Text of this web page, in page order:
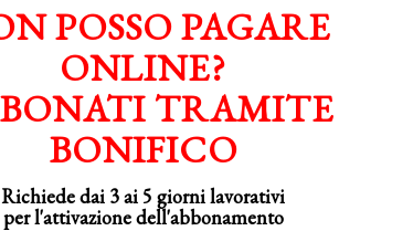
POSSO PAGARE
ONLINE?
TRAMITE
BONIFICO
Richiede dai 3 ai 5 giorni lavorativi
perl'attivazionedell'abbonamento